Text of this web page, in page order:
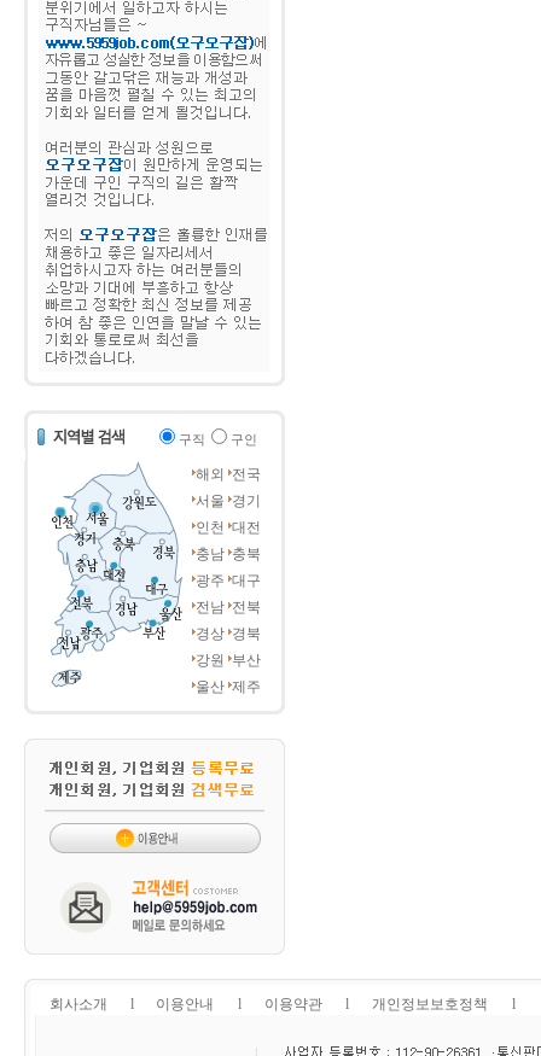
구직 구인
해외
전국
서울 경기
인천 대전
충남 충북
광주 대구
전남 전북
경상 경북
강원
부산
울산 제주
회사소개 l 이용안내 l 이용약관 l 개인정보보호정책 l